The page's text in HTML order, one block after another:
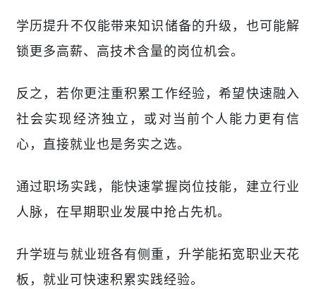
学历提升不仅能带来知识储备的升级，也可能解
锁更多高薪、高技术含量的岗位机会。
反之，若你更注重积累工作经验，希望快速融入
社会实现经济独立，或对当前个人能力更有信
心，直接就业也是务实之选。
通过职场实践，能快速掌握岗位技能，建立行业
人脉，在早期职业发展中抢占先机。
升学班与就业班各有侧重，升学能拓宽职业天花
板，就业可快速积累实践经验。